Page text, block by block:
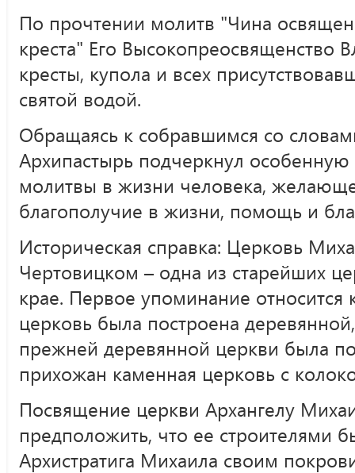
По прочтении молитв "Чина
креста" Его Высокопреосвященство
кресты, купола и всех
святой водой.
Обращаясь к собравшимся со
Архипастырь подчеркнул
молитвы в жизни человека,
благополучие в жизни, помощь и
Историческая справка: Церковь
Чертовицком – одна из старейших
крае. Первое упоминание относится
церковь была построена
прежней деревянной церкви была
прихожан каменная церковь с
Посвящение церкви Архангелу
предположить, что ее строителями
Архистратига Михаила своим